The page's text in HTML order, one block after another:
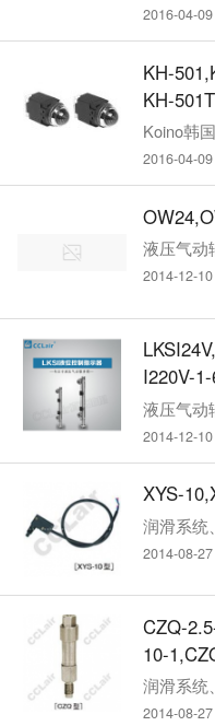
2016-04-
KH-
KH-
06,KH-
Koino韩
2016-04-
液压气动
2014-12-
I220V-
液压气动
2014-12-
XYS-
润滑系统
2014-08-
CZQ-
10-
CZQ-
润滑系统
2014-08-